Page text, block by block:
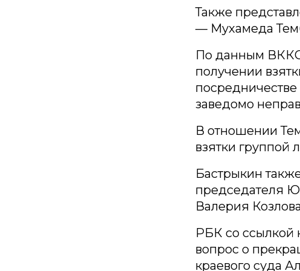
Также
— Мухамеда
По данным
получении
заведомо
В отношении
взятки группой
Бастрыкин
председателя
Валерия
РБК со ссылкой
вопрос о
краевого суда